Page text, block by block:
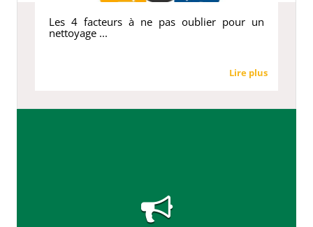
Les 4 facteurs à ne pas oublier pour un
nettoyage ...
Lire plus